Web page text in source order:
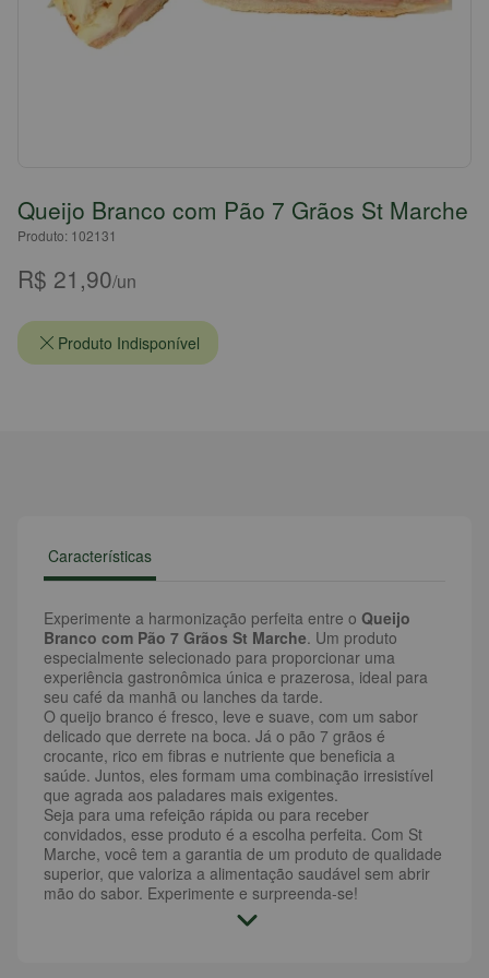
Queijo Branco com Pão 7 Grãos St Marche
Produto: 102131
R$ 21,90/un
Produto Indisponível
Características
Experimente a harmonização perfeita entre o Queijo
Branco com Pão 7 Grãos St Marche. Um produto
especialmente selecionado para proporcionar uma
experiência gastronômica única e prazerosa, ideal para
seu café da manhã ou lanches da tarde.
O queijo branco é fresco, leve e suave, com um sabor
delicado que derrete na boca. Já o pão 7 grãos é
crocante, rico em fibras e nutriente que beneficia a
saúde. Juntos, eles formam uma combinação irresistível
que agrada aos paladares mais exigentes.
Seja para uma refeição rápida ou para receber
convidados, esse produto é a escolha perfeita. Com St
Marche, você tem a garantia de um produto de qualidade
superior, que valoriza a alimentação saudável sem abrir
mão do sabor. Experimente e surpreenda-se!